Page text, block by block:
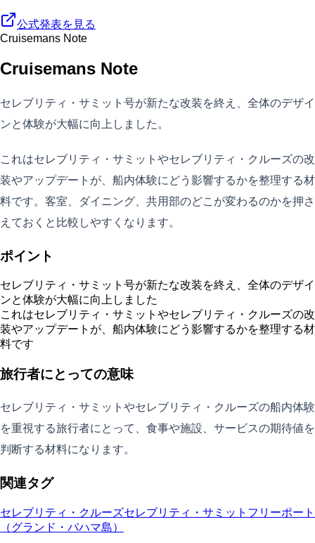
公式発表を見る
Cruisemans Note
Cruisemans Note
セレブリティ・サミット号が新たな改装を終え、全体のデザイ
ンと体験が大幅に向上しました。
これはセレブリティ・サミットやセレブリティ・クルーズの改
装やアップデートが、船内体験にどう影響するかを整理する材
料です。客室、ダイニング、共用部のどこが変わるのかを押さ
えておくと比較しやすくなります。
ポイント
セレブリティ・サミット号が新たな改装を終え、全体のデザイ
ンと体験が大幅に向上しました
これはセレブリティ・サミットやセレブリティ・クルーズの改
装やアップデートが、船内体験にどう影響するかを整理する材
料です
旅行者にとっての意味
セレブリティ・サミットやセレブリティ・クルーズの船内体験
を重視する旅行者にとって、食事や施設、サービスの期待値を
判断する材料になります。
関連タグ
セレブリティ・クルーズセレブリティ・サミット フリーポート
（グランド・バハマ島）